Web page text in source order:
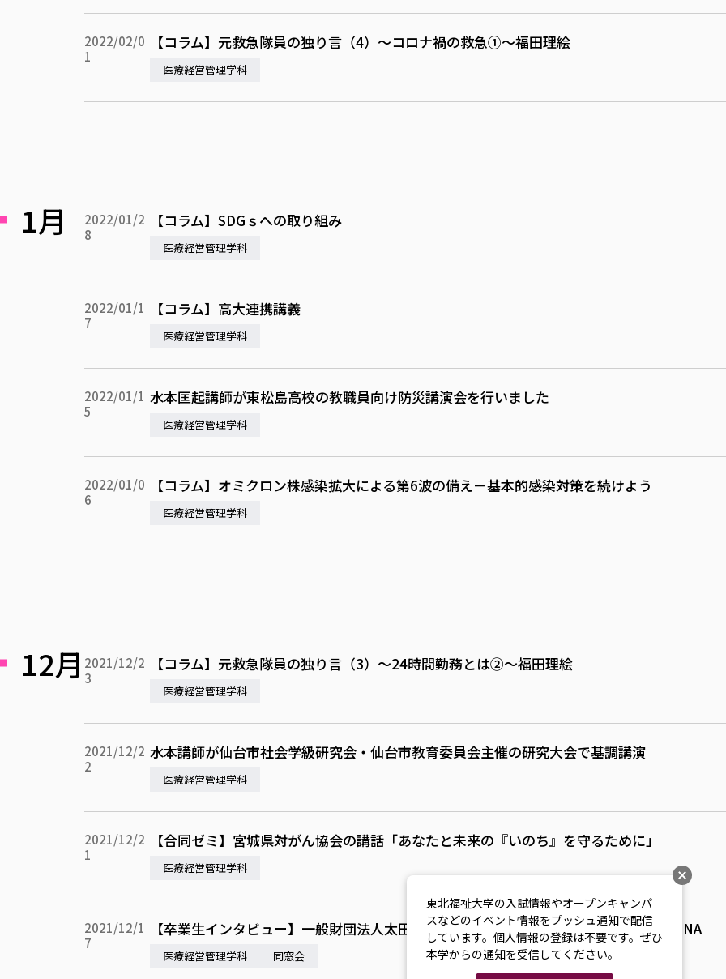
2022/02/0
1
【コラム】元救急隊員の独り言（4）～コロナ禍の救急①～福田理絵
医療経営管理学科
1月
2022/01/2
8
【コラム】SDGｓへの取り組み
医療経営管理学科
2022/01/1
7
【コラム】高大連携講義
医療経営管理学科
2022/01/1
5
水本匡起講師が東松島高校の教職員向け防災講演会を行いました
医療経営管理学科
2022/01/0
6
【コラム】オミクロン株感染拡大による第6波の備え－基本的感染対策を続けよう
医療経営管理学科
12月 2021/12/2
3
【コラム】元救急隊員の独り言（3）～24時間勤務とは②～福田理絵
医療経営管理学科
2021/12/2
2
水本講師が仙台市社会学級研究会・仙台市教育委員会主催の研究大会で基調講演
医療経営管理学科
2021/12/2
1
【合同ゼミ】宮城県対がん協会の講話「あなたと未来の『いのち』を守るために」
医療経営管理学科
2021/12/1
7
【卒業生インタビュー】一般財団法人太田綜合病院・島貫美香さん／東北福祉大学のDNA
医療経営管理学科 同窓会
東北福祉大学の入試情報やオープンキャンパ
スなどのイベント情報をプッシュ通知で配信
しています。個人情報の登録は不要です。ぜひ
本学からの通知を受信してください。